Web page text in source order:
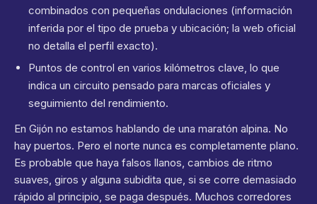
combinados con pequeñas ondulaciones (información
inferida por el tipo de prueba y ubicación; la web oficial
no detalla el perfil exacto).
Puntos de control en varios kilómetros clave, lo que
indica un circuito pensado para marcas oficiales y
seguimiento del rendimiento.
En Gijón no estamos hablando de una maratón alpina. No
hay puertos. Pero el norte nunca es completamente plano.
Es probable que haya falsos llanos, cambios de ritmo
suaves, giros y alguna subidita que, si se corre demasiado
rápido al principio, se paga después. Muchos corredores